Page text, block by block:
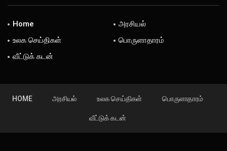
Home
அரசியல்
உலக செய்திகள்
பொருளாதாரம்
வீட்டுக் கடன்
HOME அரசியல் உலக செய்திகள் பொருளாதாரம்
வீட்டுக் கடன்